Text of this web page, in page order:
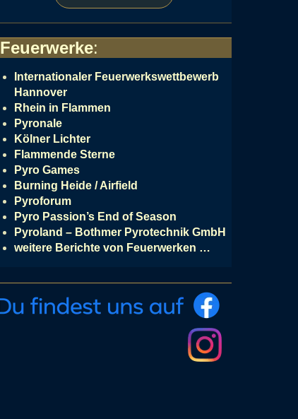
Feuerwerke:
Internationaler Feuerwerkswettbewerb
Hannover
Rhein in Flammen
Pyronale
Kölner Lichter
Flammende Sterne
Pyro Games
Burning Heide / Airfield
Pyroforum
Pyro Passion’s End of Season
Pyroland – Bothmer Pyrotechnik GmbH
weitere Berichte von Feuerwerken …